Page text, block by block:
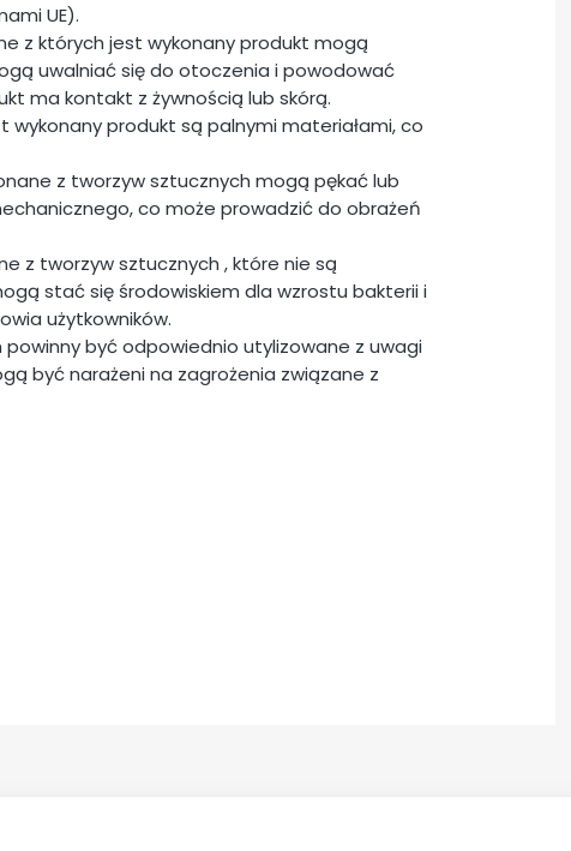
UE).
z których jest wykonany produkt mogą
uwalniać się do otoczenia i powodować
ma kontakt z żywnością lub skórą.
wykonany produkt są palnymi materiałami, co
z tworzyw sztucznych mogą pękać lub
co może prowadzić do obrażeń
z tworzyw sztucznych , które nie są
stać się środowiskiem dla wzrostu bakterii i
użytkowników.
być odpowiednio utylizowane z uwagi
być narażeni na zagrożenia związane z